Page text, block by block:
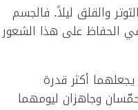
والقلق ليلاً. فالجسم
الحفاظ على هذا الشعور
أكثر قدرة
وجاهزان ليومهما